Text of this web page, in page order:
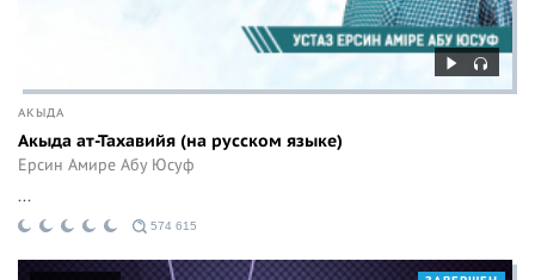
АКЫДА
Акыда ат-Тахавийя (на русском языке)
Ерсин Амире Абу Юсуф
...
574 615